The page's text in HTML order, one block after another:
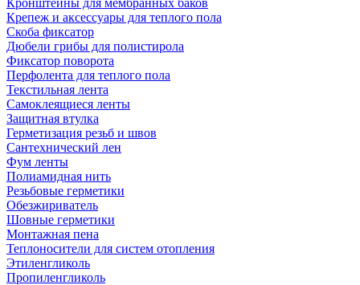
Кронштейны для мембранных баков
Крепеж и аксессуары для теплого пола
Скоба фиксатор
Дюбели грибы для полистирола
Фиксатор поворота
Перфолента для теплого пола
Текстильная лента
Самоклеящиеся ленты
Защитная втулка
Герметизация резьб и швов
Сантехнический лен
Фум ленты
Полиамидная нить
Резьбовые герметики
Обезжириватель
Шовные герметики
Монтажная пена
Теплоносители для систем отопления
Этиленгликоль
Пропиленгликоль